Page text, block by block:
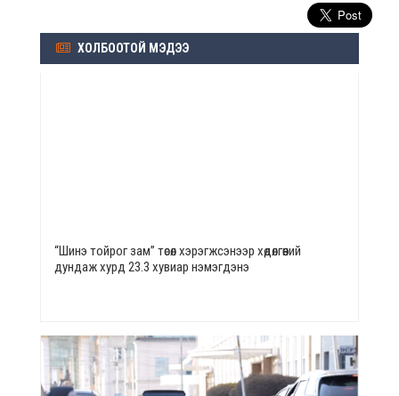
ХОЛБООТОЙ МЭДЭЭ
“Шинэ тойрог зам” төсөл хэрэгжсэнээр хөдөлгөөний
дундаж хурд 23.3 хувиар нэмэгдэнэ